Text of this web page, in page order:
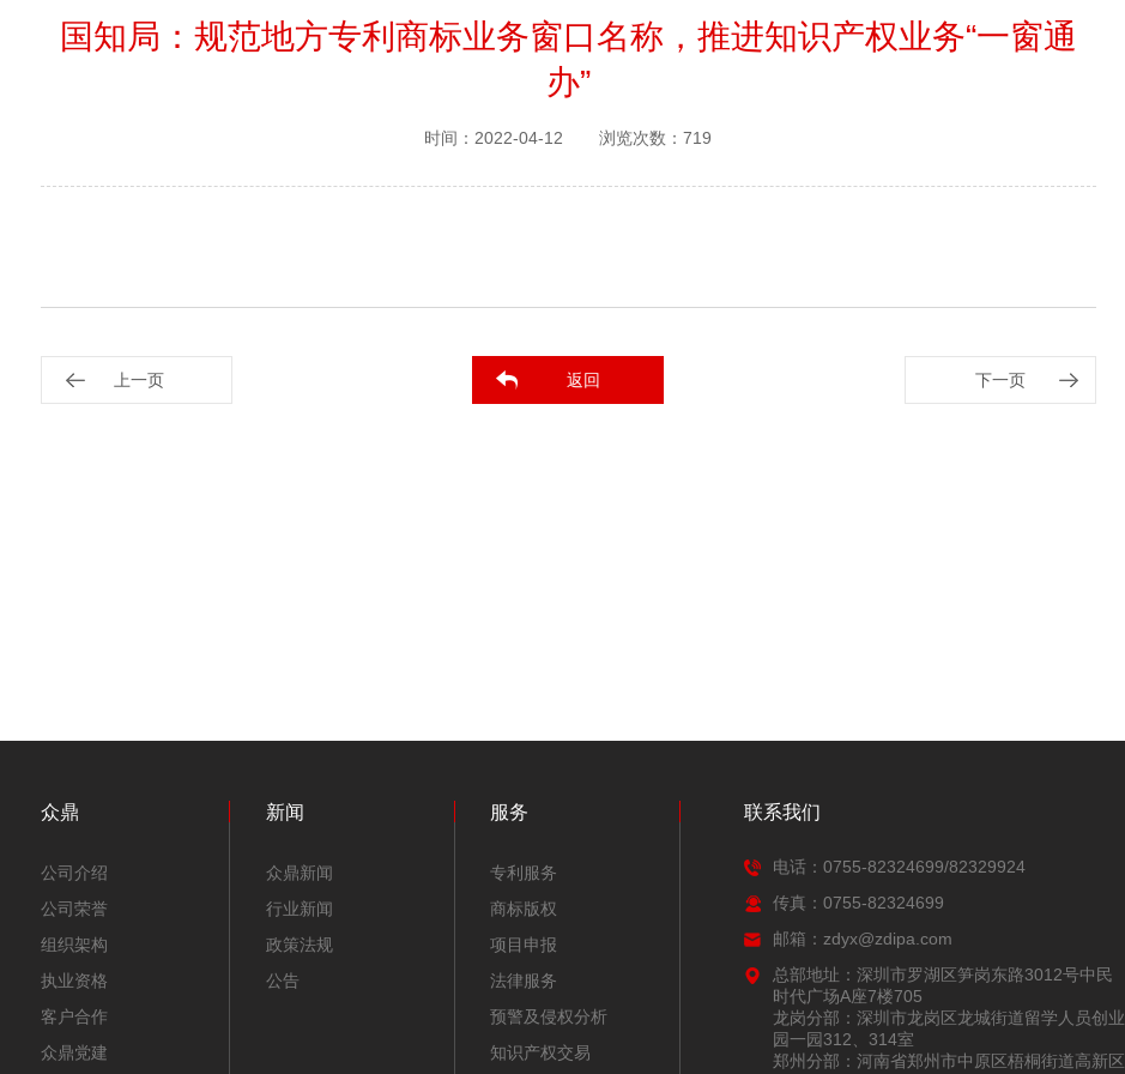
国知局：规范地方专利商标业务窗口名称，推进知识产权业务“一窗通
办”
时间：2022-04-12 浏览次数：719
上一页 返回 下一页
众鼎
公司介绍
公司荣誉
组织架构
执业资格
客户合作
众鼎党建
新闻
众鼎新闻
行业新闻
政策法规
公告
服务
专利服务
商标版权
项目申报
法律服务
预警及侵权分析
知识产权交易
联系我们
电话：0755-82324699/82329924
传真：0755-82324699
邮箱：zdyx@zdipa.com
总部地址：深圳市罗湖区笋岗东路3012号中民
时代广场A座7楼705
龙岗分部：深圳市龙岗区龙城街道留学人员创业
园一园312、314室
郑州分部：河南省郑州市中原区梧桐街道高新区